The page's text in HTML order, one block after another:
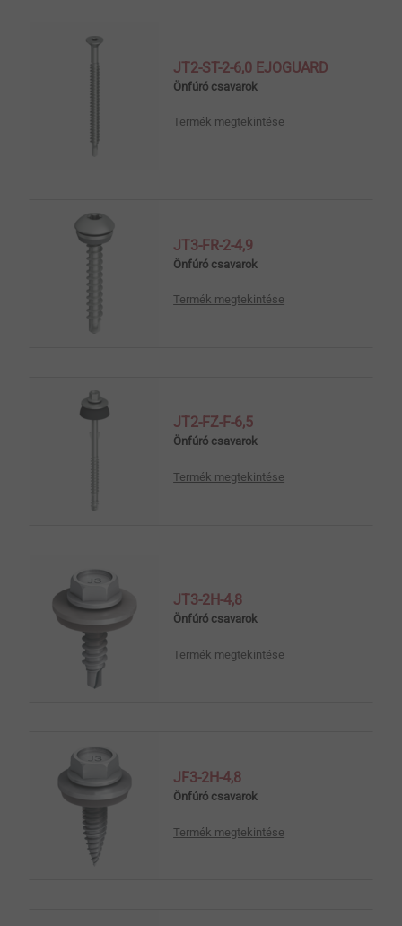
JT2-ST-2-6,0 EJOGUARD
Önfúró csavarok
Termék megtekintése
JT3-FR-2-4,9
Önfúró csavarok
Termék megtekintése
JT2-FZ-F-6,5
Önfúró csavarok
Termék megtekintése
JT3-2H-4,8
Önfúró csavarok
Termék megtekintése
JF3-2H-4,8
Önfúró csavarok
Termék megtekintése